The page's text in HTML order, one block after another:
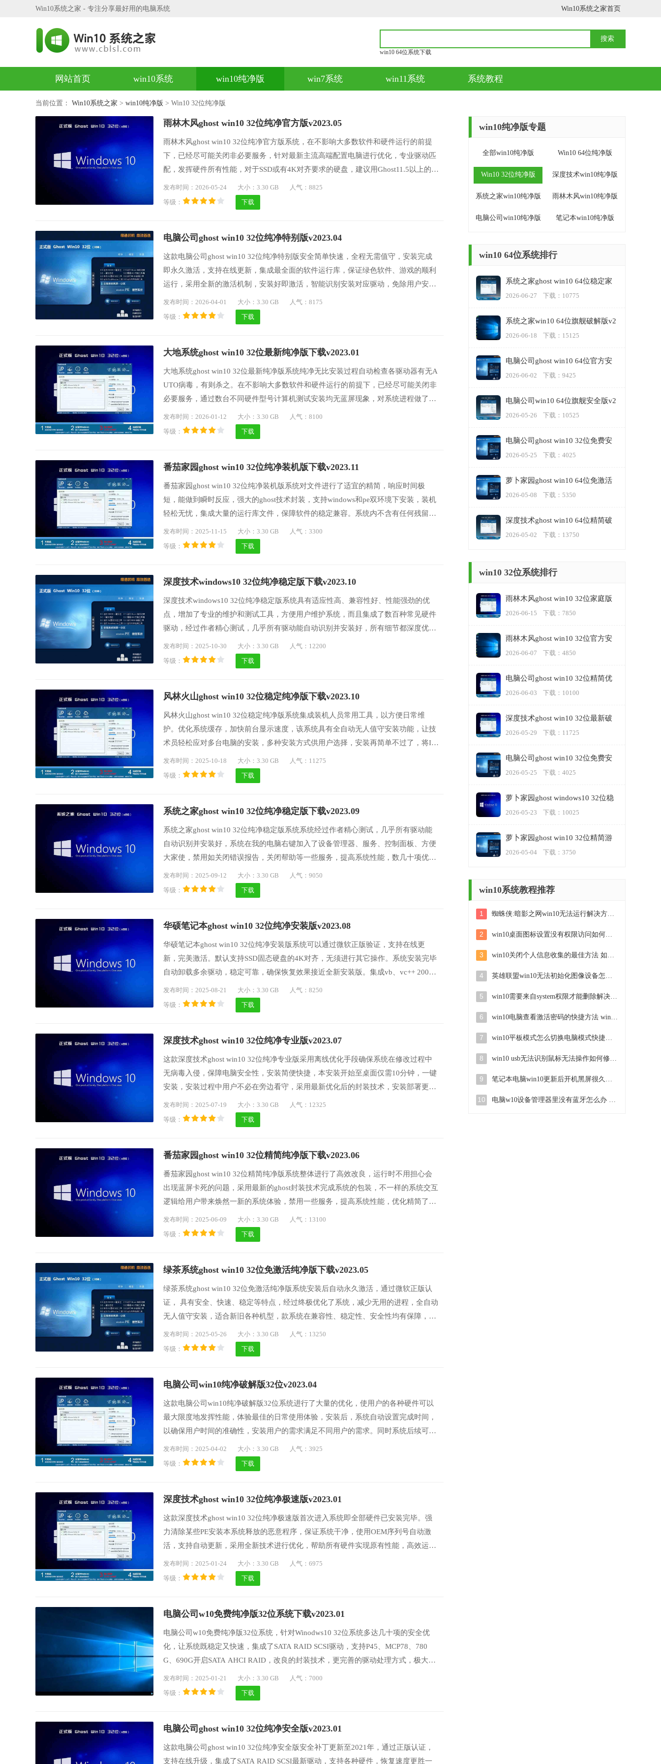
Win10系统之家 - 专注分享最好用的电脑系统 Win10系统之家首页
win10 64位系统下载
网站首页 win10系统 win10纯净版 win7系统 win11系统 系统教程
当前位置： Win10系统之家 > win10纯净版 > Win10 32位纯净版
雨林木风ghost win10 32位纯净官方版v2023.05
雨林木风ghost win10 32位纯净官方版系统，在不影响大多数软件和硬件运行的前提
下，已经尽可能关闭非必要服务，针对最新主流高端配置电脑进行优化，专业驱动匹
配，发挥硬件所有性能，对于SSD或有4K对齐要求的硬盘，建议用Ghost11.5以上的版
本恢复，普通硬盘无要求，去除一些不必要的Metro应用，让用户可以自由选择要安
装的程序，同时也加快系统运行速度。
发布时间：2026-05-24 大小：3.30 GB
人气：8825
等级：
下载
电脑公司ghost win10 32位纯净特别版v2023.04
这款电脑公司ghost win10 32位纯净特别版安全简单快速，全程无需值守，安装完成
即永久激活，支持在线更新，集成最全面的软件运行库，保证绿色软件、游戏的顺利
运行，采用全新的激活机制，安装好即激活，智能识别安装对应驱动，免除用户安装
驱动的烦恼，在断网环境下制作而成，确保系统纯净无毒。采用万能GHOST技术，全
自动无人值守安装，安装系统过程只需5-8分钟。
发布时间：2026-04-01 大小：3.30 GB
人气：8175
等级：
下载
​大地系统ghost win10 32位最新纯净版下载v2023.01
大地系统ghost win10 32位最新纯净版系统纯净无比安装过程自动检查各驱动器有无A
UTO病毒，有则杀之。在不影响大多数软件和硬件运行的前提下，已经尽可能关闭非
必要服务，通过数台不同硬件型号计算机测试安装均无蓝屏现象，对系统进程做了特
别的优化，与其它系统相比，计算机的发热量减少30%以上，因此，为了达到最好的
兼容性，建议大家下载此系统。
发布时间：2026-01-12 大小：3.30 GB
人气：8100
等级：
下载
番茄家园ghost win10 32位纯净装机版下载v2023.11
番茄家园ghost win10 32位纯净装机版系统对文件进行了适宜的精简，响应时间极
短，能做到瞬时反应，强大的ghost技术封装，支持windows和pe双环境下安装，装机
轻松无忧，集成大量的运行库文件，保障软件的稳定兼容。系统内不含有任何残留病
毒，绝对安全，系统内不含有任何残留病毒，绝对安全，全新的设计和交互界面，为
用户提供舒适体验。
发布时间：2025-11-15 大小：3.30 GB
人气：3300
等级：
下载
​深度技术windows10 32位纯净稳定版下载v2023.10
深度技术windows10 32位纯净稳定版系统具有适应性高、兼容性好、性能强劲的优
点，增加了专业的维护和测试工具，方便用户维护系统，而且集成了数百种常见硬件
驱动，经过作者精心测试，几乎所有驱动能自动识别并安装好，所有细节都深度优
化，坚持做最好用的win10系统提供给用户免费下载，是电脑城、个人、公司快速装
机之首选!
发布时间：2025-10-30 大小：3.30 GB
人气：12200
等级：
下载
​风林火山ghost win10 32位稳定纯净版下载v2023.10
风林火山ghost win10 32位稳定纯净版系统集成装机人员常用工具，以方便日常维
护。优化系统缓存，加快前台显示速度，该系统具有全自动无人值守安装功能，让技
术员轻松应对多台电脑的安装，多种安装方式供用户选择，安装再简单不过了，将IE
浏览器和Edge游览器放置到桌面方便用户使用，安装盘经过众多电脑装机人员安装测
试，稳定性兼容性都非常好。
发布时间：2025-10-18 大小：3.30 GB
人气：11275
等级：
下载
​系统之家ghost win10 32位纯净稳定版下载v2023.09
系统之家ghost win10 32位纯净稳定版系统系统经过作者精心测试，几乎所有驱动能
自动识别并安装好，系统在我的电脑右键加入了设备管理器、服务、控制面板、方便
大家使，禁用如关闭错误报告，关闭帮助等一些服务，提高系统性能，数几十项优化
注册表终极优化，提高系统性能；，统也结合很多实用的功能，稳定、安全、高效率
的系统操作。
发布时间：2025-09-12 大小：3.30 GB
人气：9050
等级：
下载
华硕笔记本ghost win10 32位纯净安装版v2023.08
华硕笔记本ghost win10 32位纯净安装版系统可以通过微软正版验证，支持在线更
新，完美激活。默认支持SSD固态硬盘的4K对齐，无须进行其它操作。系统安装完毕
自动卸载多余驱动，稳定可靠，确保恢复效果接近全新安装版。集成vb、vc++ 200
5、2008、2010、2015运行库库支持文件，确保绿色软件均能正常运行。优化内存读
取，自动释放不用的DLL，减少占用。优化系统缓存，加快前台显示速度，使Win10
发布时间：2025-08-21 大小：3.30 GB
人气：8250
等级：
下载
深度技术ghost win10 32位纯净专业版v2023.07
这款深度技术ghost win10 32位纯净专业版采用离线优化手段确保系统在修改过程中
无病毒入侵，保障电脑安全性，安装简便快捷，本安装开始至桌面仅需10分钟，一键
安装，安装过程中用户不必在旁边看守，采用最新优化后的封装技术，安装部署更加
稳定、可靠、安全，整个安装过程无需担心操作问题，经过专业装机人员多次测试，
确保系统在安装过程中不会出现装机失败和蓝屏的情况，可以在各种新老机型上顺利
发布时间：2025-07-19 大小：3.30 GB
人气：12325
等级：
下载
番茄家园ghost win10 32位精简纯净版下载v2023.06
番茄家园ghost win10 32位精简纯净版系统整体进行了高效改良，运行时不用担心会
出现蓝屏卡死的问题，采用最新的ghost封装技术完成系统的包装，不一样的系统交互
逻辑给用户带来焕然一新的系统体验，禁用一些服务，提高系统性能，优化精简了系
统镜像包的大小，拥有更快的系统下载速度。
发布时间：2025-06-09 大小：3.30 GB
人气：13100
等级：
下载
绿茶系统ghost win10 32位免激活纯净版下载v2023.05
绿茶系统ghost win10 32位免激活纯净版系统安装后自动永久激活，通过微软正版认
证， 具有安全、快速、稳定等特点，经过终极优化了系统，减少无用的进程，全自动
无人值守安装，适合新旧各种机型，款系统在兼容性、稳定性、安全性均有保障，保
持大部分原版功能，无需多余操作即可快速稳定安装好系统，是个人、公司快速装机
之首选。
发布时间：2025-05-26 大小：3.30 GB
人气：13250
等级：
下载
电脑公司win10纯净破解版32位v2023.04
这款电脑公司win10纯净破解版32位系统进行了大量的优化，使用户的各种硬件可以
最大限度地发挥性能，体验最佳的日常使用体验，安装后，系统自动设置完成时间，
以确保用户时间的准确性，安装用户的需求满足不同用户的需求。同时系统后续可以
快速进行升级，简单方便，由官方授权，用户可以安全使用，无需收费项目。
发布时间：2025-04-02 大小：3.30 GB
人气：3925
等级：
下载
深度技术ghost win10 32位纯净极速版v2023.01
这款深度技术ghost win10 32位纯净极速版首次进入系统即全部硬件已安装完毕。强
力清除某些PE安装本系统释放的恶意程序，保证系统干净，使用OEM序列号自动激
活，支持自动更新，采用全新技术进行优化，帮助所有硬件实现原有性能，高效运
转，严格检测无毒，系统稳定、快速，是可以长期使用的系统。
发布时间：2025-01-24 大小：3.30 GB
人气：6975
等级：
下载
电脑公司w10免费纯净版32位系统下载v2023.01
电脑公司w10免费纯净版32位系统，针对Winodws10 32位系统多达几十项的安全优
化，让系统既稳定又快速，集成了SATA RAID SCSI驱动，支持P45、MCP78、780
G、690G开启SATA AHCI RAID，改良的封装技术，更完善的驱动处理方式，极大减
少“内存不能为read”现象，安装过程中自动激活系统，无需人为干预，激活信息自动
备份保存。
发布时间：2025-01-21 大小：3.30 GB
人气：7000
等级：
下载
电脑公司ghost win10 32位纯净安全版v2023.01
这款电脑公司ghost win10 32位纯净安全版安全补丁更新至2021年，通过正版认证，
支持在线升级，集成了SATA RAID SCSI最新驱动，支持各种硬件，恢复速度更胜一
win10纯净版专题
全部win10纯净版 Win10 64位纯净版
Win10 32位纯净版 深度技术win10纯净版
系统之家win10纯净版 雨林木风win10纯净版
电脑公司win10纯净版 笔记本win10纯净版
win10 64位系统排行
系统之家ghost win10 64位稳定家
庭版下载v2023.06
2026-06-27 下载：10775
系统之家win10 64位旗舰破解版v2
023.06
2026-06-18 下载：15125
电脑公司ghost win10 64位官方安
全原版v2023.06
2026-06-02 下载：9425
电脑公司win10 64位旗舰安全版v2
023.05
2026-05-26 下载：10525
电脑公司ghost win10 32位免费安
装版v2023.05
2026-05-25 下载：4025
萝卜家园ghost win10 64位免激活
专业版下载v2023.05
2026-05-08 下载：5350
深度技术ghost win10 64位精简破
解版v2023.05
2026-05-02 下载：13750
win10 32位系统排行
雨林木风ghost win10 32位家庭版
正版v2023.06
2026-06-15 下载：7850
雨林木风ghost win10 32位官方安
装版v2023.06
2026-06-07 下载：4850
电脑公司ghost win10 32位精简优
化版v2023.06
2026-06-03 下载：10100
深度技术ghost win10 32位最新破
解版v2023.05
2026-05-29 下载：11725
电脑公司ghost win10 32位免费安
装版v2023.05
2026-05-25 下载：4025
萝卜家园ghost windows10 32位稳
定游戏版下载v2023.05
2026-05-23 下载：10025
萝卜家园ghost win10 32位精简游
戏版v2023.05
2026-05-04 下载：3750
win10系统教程推荐
1 蜘蛛侠:暗影之网win10无法运行解决方法 蜘蛛侠暗影之网win10闪退解决方法
2 win10桌面图标设置没有权限访问如何处理 Win10桌面图标权限访问被拒绝怎么办
3 win10关闭个人信息收集的最佳方法 如何在win10中关闭个人信息收集
4 英雄联盟win10无法初始化图像设备怎么办 英雄联盟win10启动黑屏怎么解决
5 win10需要来自system权限才能删除解决方法 Win10删除文件需要管理员权限解决方法
6 win10电脑查看激活密码的快捷方法 win10电脑激活密码查看方法
7 win10平板模式怎么切换电脑模式快捷键 win10平板模式如何切换至电脑模式
8 win10 usb无法识别鼠标无法操作如何修复 Win10 USB接口无法识别鼠标怎么办
9 笔记本电脑win10更新后开机黑屏很久才有画面如何修复 win10更新后笔记本电脑开机黑屏怎么办
10 电脑w10设备管理器里没有蓝牙怎么办 电脑w10蓝牙设备管理器找不到